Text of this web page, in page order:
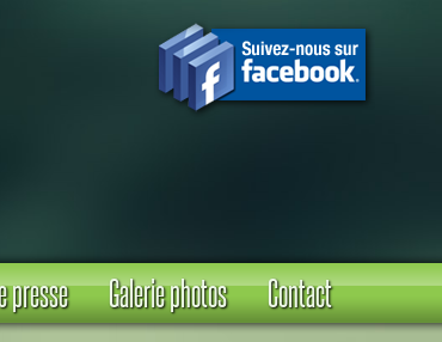
presse Galerie photos Contact